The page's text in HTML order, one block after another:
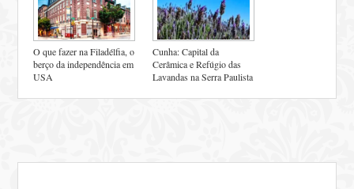
O que fazer na Filadélfia, o
berço da independência em
USA
Cunha: Capital da
Cerâmica e Refúgio das
Lavandas na Serra Paulista